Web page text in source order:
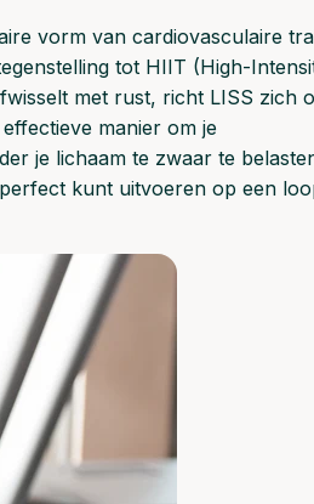
vorm van cardiovasculaire
tot HIIT (High-
met rust, richt LISS zich
manier om je
je lichaam te zwaar te
kunt uitvoeren op een